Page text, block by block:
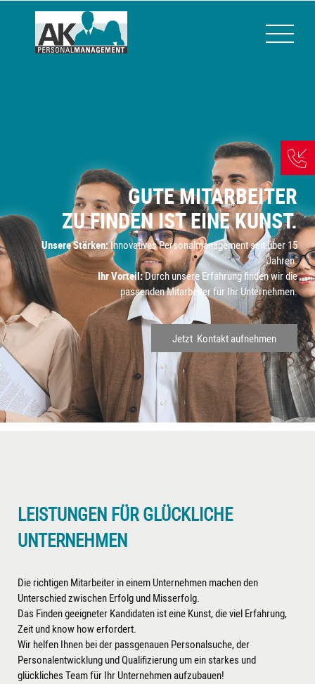
GUTE MITARBEITER
ZU FINDEN IST EINE KUNST.
Unsere Stärken:Innovatives Personalmanagement seit über 15
Jahren.
Ihr Vorteil:Durch unsere Erfahrung finden wir die
passenden Mitarbeiter für Ihr Unternehmen.
Jetzt Kontakt aufnehmen
LEISTUNGEN FÜR GLÜCKLICHE
UNTERNEHMEN
Die richtigen Mitarbeiter in einem Unternehmen machen den
Unterschied zwischen Erfolg und Misserfolg.
Das Finden geeigneter Kandidaten ist eine Kunst, die viel Erfahrung,
Zeit und know how erfordert.
Wir helfen Ihnen bei der passgenauen Personalsuche, der
Personalentwicklung und Qualifizierung um ein starkes und
glückliches Team für Ihr Unternehmen aufzubauen!